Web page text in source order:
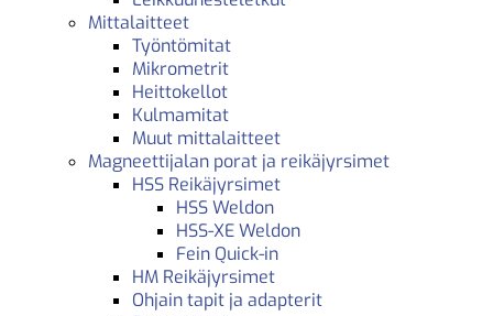
Mittalaitteet
Työntömitat
Mikrometrit
Heittokellot
Kulmamitat
Muut mittalaitteet
Magneettijalan porat ja reikäjyrsimet
HSS Reikäjyrsimet
HSS Weldon
HSS-XE Weldon
Fein Quick-in
HM Reikäjyrsimet
Ohjain tapit ja adapterit